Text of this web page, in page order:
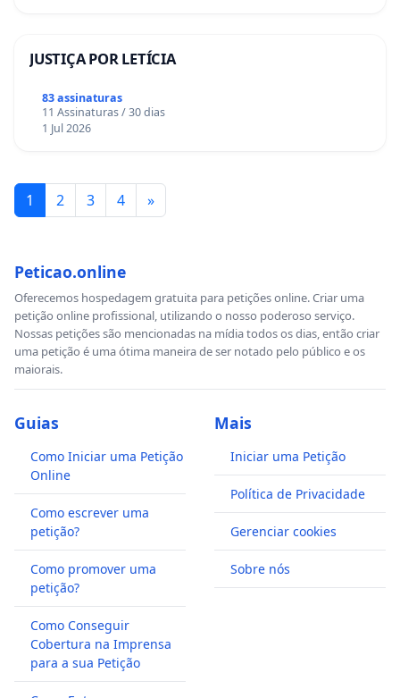
JUSTIÇA POR LETÍCIA
83 assinaturas
11 Assinaturas / 30 dias
1 Jul 2026
1 2 3 4 »
Peticao.online
Oferecemos hospedagem gratuita para petições online. Criar uma
petição online profissional, utilizando o nosso poderoso serviço.
Nossas petições são mencionadas na mídia todos os dias, então criar
uma petição é uma ótima maneira de ser notado pelo público e os
maiorais.
Guias
Como Iniciar uma Petição
Online
Como escrever uma
petição?
Como promover uma
petição?
Como Conseguir
Cobertura na Imprensa
para a sua Petição
Mais
Iniciar uma Petição
Política de Privacidade
Gerenciar cookies
Sobre nós